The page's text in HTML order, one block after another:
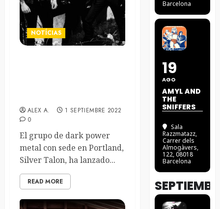
NOTÍCIAS
ALEX A.
1 SEPTIEMBRE 2022
0
El grupo de dark power
metal con sede en Portland,
Silver Talon, ha lanzado...
READ MORE
Barcelona
19
AGO
AMYL AND
THE
SNIFFERS
Sala
Razzmatazz,
Carrer dels
Almogàvers,
122, 08018
Barcelona